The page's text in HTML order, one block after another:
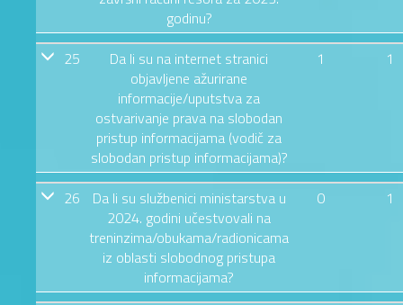
godinu?
25
Da li su na internet stranici
objavljene ažurirane
informacije/uputstva za
ostvarivanje prava na slobodan
pristup informacijama (vodič za
slobodan pristup informacijama)?
1 1
26
Da li su službenici ministarstva u
2024. godini učestvovali na
treninzima/obukama/radionicama
iz oblasti slobodnog pristupa
informacijama?
0 1